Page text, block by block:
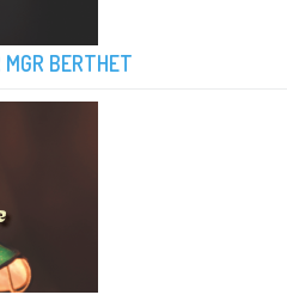
MGR BERTHET